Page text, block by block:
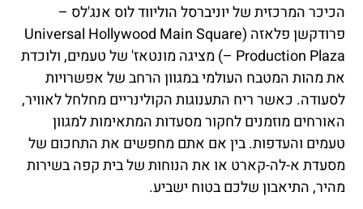
הכיכר המרכזית של יוניברסל הוליווד לוס אנג'לס –
פרודקשן פלאזה (Universal Hollywood Main Square
– Production Plaza) מציגה מונטאז' של טעמים, ולוכדת
את מהות המטבח העולמי במגוון הרחב של אפשרויות
לסעודה. כאשר ריח התענוגות הקולינריים מחלחל לאוויר,
האורחים מוזמנים לחקור מסעדות המתאימות למגוון
טעמים והעדפות. בין אם אתם מחפשים את התחכום של
מסעדת א-לה-קארט או את הנוחות של בית קפה בשירות
מהיר, התיאבון שלכם בטוח ישביע.